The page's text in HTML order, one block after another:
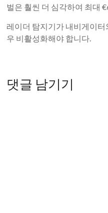
벌은 훨씬 더 심각하여 최대
레이더 탐지기가 내비게이
우 비활성화해야 합니다.
댓글 남기기